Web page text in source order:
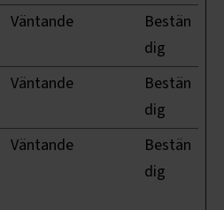
Väntande
Bestän
dig
Väntande
Bestän
dig
Väntande
Bestän
dig